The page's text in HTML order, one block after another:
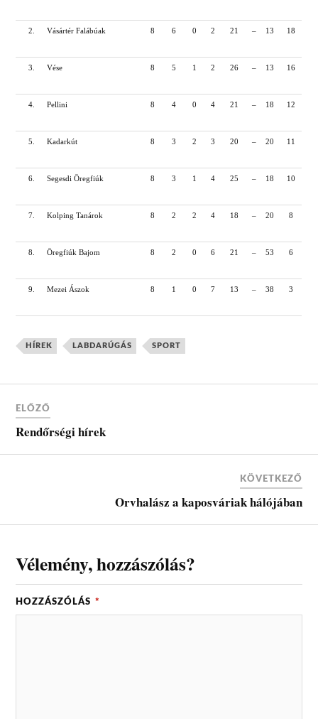
2. Vásártér Falábúak 8 6 0 2 21 – 13 18
3. Vése 8 5 1 2 26 – 13 16
4. Pellini 8 4 0 4 21 – 18 12
5. Kadarkút 8 3 2 3 20 – 20 11
6. Segesdi Öregfiúk 8 3 1 4 25 – 18 10
7. Kolping Tanárok 8 2 2 4 18 – 20 8
8. Öregfiúk Bajom 8 2 0 6 21 – 53 6
9. Mezei Ászok 8 1 0 7 13 – 38 3
HÍREK LABDARÚGÁS SPORT
ELŐZŐ
Rendőrségi hírek
KÖVETKEZŐ
Orvhalász a kaposváriak hálójában
Vélemény, hozzászólás?
HOZZÁSZÓLÁS *